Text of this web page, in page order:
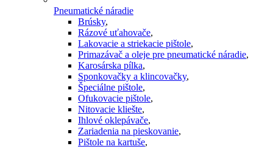
Pneumatické náradie
Brúsky,
Rázové uťahovače,
Lakovacie a striekacie pištole,
Primazávač a oleje pre pneumatické náradie,
Karosárska pílka,
Sponkovačky a klincovačky,
Špeciálne pištole,
Ofukovacie pištole,
Nitovacie kliešte,
Ihlové oklepávače,
Zariadenia na pieskovanie,
Pištole na kartuše,